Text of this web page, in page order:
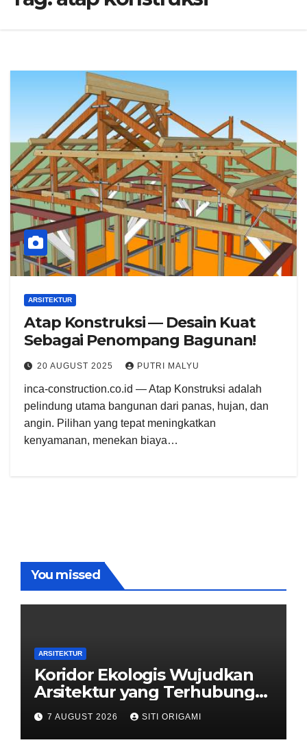
ARSITEKTUR
Atap Konstruksi — Desain Kuat
Sebagai Penompang Bagunan!
20 AUGUST 2025 PUTRI MALYU
inca-construction.co.id — Atap Konstruksi adalah
pelindung utama bangunan dari panas, hujan, dan
angin. Pilihan yang tepat meningkatkan
kenyamanan, menekan biaya…
You missed
ARSITEKTUR
Koridor Ekologis Wujudkan
Arsitektur yang Terhubung
dengan Alam
7 AUGUST 2026 SITI ORIGAMI